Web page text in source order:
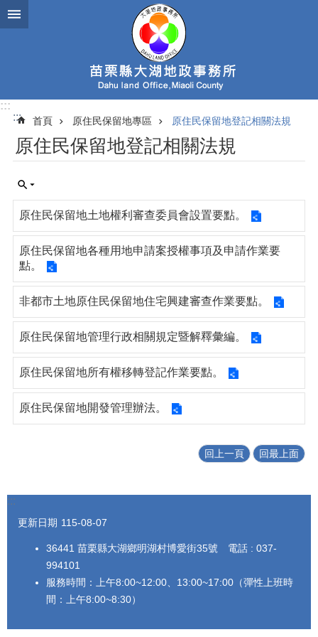
跳到主要內容區塊
:::
:::
首頁 原住民保留地專區 原住民保留地登記相關法規
原住民保留地登記相關法規
原住民保留地土地權利審查委員會設置要點。
原住民保留地各種用地申請案授權事項及申請作業要
點。
非都市土地原住民保留地住宅興建審查作業要點。
原住民保留地管理行政相關規定暨解釋彙編。
原住民保留地所有權移轉登記作業要點。
原住民保留地開發管理辦法。
回上一頁 回最上面
:::
更新日期 115-08-07
36441 苗栗縣大湖鄉明湖村博愛街35號 電話 : 037-
994101
服務時間：上午8:00~12:00、13:00~17:00（彈性上班時
間：上午8:00~8:30）